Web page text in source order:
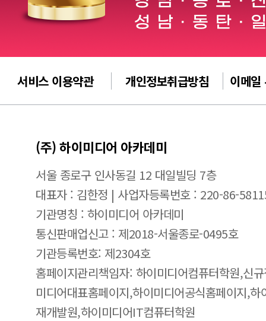
서비스 이용약관 개인정보취급방침 이메일
(주) 하이미디어 아카데미
서울 종로구 인사동길 12 대일빌딩 7층
대표자 : 김한정 | 사업자등록번호 : 220-86-
기관명칭 : 하이미디어 아카데미
통신판매업신고 : 제2018-서울종로-0495호
기관등록번호: 제2304호
홈페이지관리책임자: 하이미디어컴퓨터학원,신
미디어대표홈페이지,하이미디어공식홈페이지,
재개발원,하이미디어IT컴퓨터학원